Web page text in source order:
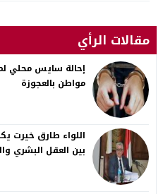
مقالات الرأي
إحالة سايس محلي
مواطن بالعجوزة
اللواء طارق خيرت
بين العقل البشري